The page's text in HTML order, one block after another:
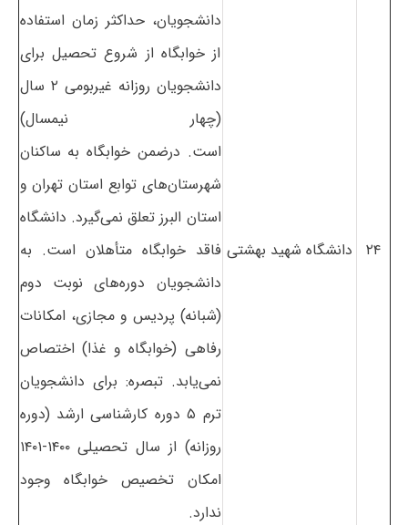
۲۴ دانشگاه شهید بهشتی
دانشجویان، حداکثر زمان استفاده
از خوابگاه از شروع تحصیل برای
دانشجویان روزانه غیربومی ۲ سال
(چهار نیمسال)
است. درضمن خوابگاه به ساکنان
شهرستان‌های توابع استان تهران و
استان البرز تعلق نمی‌گیرد. دانشگاه
فاقد خوابگاه متأهلان است. به
دانشجویان دوره‌های نوبت دوم
(شبانه) پردیس و مجازی، امکانات
رفاهی (خوابگاه و غذا) اختصاص
نمی‌یابد. تبصره: برای دانشجویان
ترم ۵ دوره کارشناسی ارشد (دوره
روزانه) از سال تحصیلی ۱۴۰۰-۱۴۰۱
امکان تخصیص خوابگاه وجود
ندارد.